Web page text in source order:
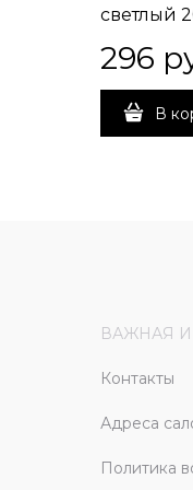
светлый
296
В
ВАЖНАЯ
Контакты
Адреса
Политика